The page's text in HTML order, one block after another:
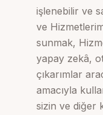
işlenebilir ve
ve
sunmak,
yapay zekâ,
çıkarımlar
amacıyla
sizin ve diğer